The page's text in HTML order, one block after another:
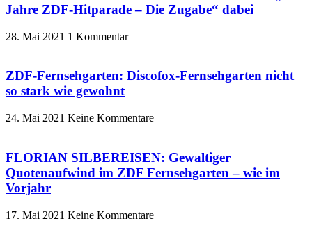
Jahre ZDF-Hitparade – Die Zugabe“ dabei
28. Mai 2021 1 Kommentar
ZDF-Fernsehgarten: Discofox-Fernsehgarten nicht
so stark wie gewohnt
24. Mai 2021 Keine Kommentare
FLORIAN SILBEREISEN: Gewaltiger
Quotenaufwind im ZDF Fernsehgarten – wie im
Vorjahr
17. Mai 2021 Keine Kommentare